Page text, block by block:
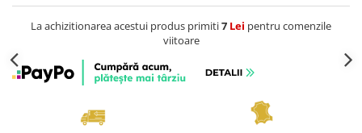
La achizitionarea acestui produs primiti7 Lei pentru comenzile
viitoare